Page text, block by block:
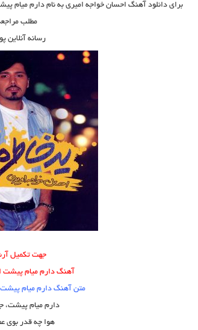
برای دانلود آهنگ احسان خواجه امیری به نام دارم میام
مطلب
رسانه آنلاین
جهت تکمیل
آهنگ دارم میام پیشت
متن آهنگ دارم میام پیشت
دارم میام پیشت،
هوا چه قدر بوی